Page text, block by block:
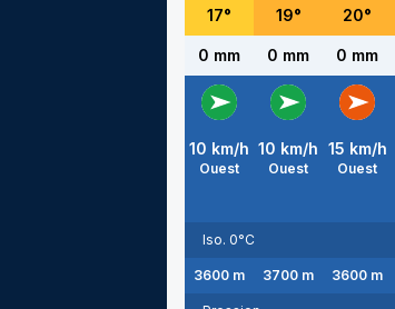
17° 19° 20°
0 mm 0 mm 0 mm
10 km/h
Ouest
10 km/h
Ouest
15 km/h
Ouest
Iso. 0°C
3600 m 3700 m 3600 m